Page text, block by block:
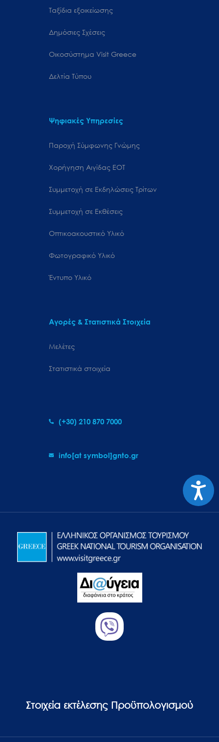
Ταξίδια εξοικείωσης
Δημόσιες Σχέσεις
Oικοσύστημα Visit Greece
Δελτία Τύπου
Ψηφιακές Υπηρεσίες
Παροχή Σύμφωνης Γνώμης
Χορήγηση Αιγίδας ΕΟΤ
Συμμετοχή σε Εκδηλώσεις Τρίτων
Συμμετοχή σε Εκθέσεις
Οπτικοακουστικό Υλικό
Φωτογραφικό Υλικό
Έντυπο Υλικό
Αγορές & Στατιστικά Στοιχεία
Μελέτες
Στατιστικά στοιχεία
(+30) 210 870 7000
info[at symbol]gnto.gr
Στοιχεία εκτέλεσης Προϋπολογισμού